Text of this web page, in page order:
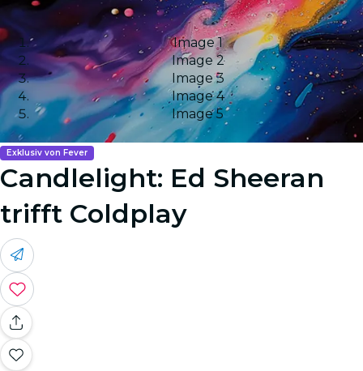
Image 1
Image 2
Image 3
Image 4
Image 5
Exklusiv von Fever
Candlelight: Ed Sheeran
trifft Coldplay